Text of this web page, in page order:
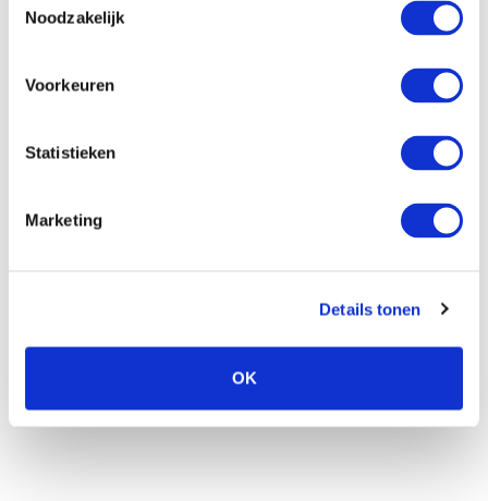
Noodzakelijk
Voorkeuren
Statistieken
Marketing
Details tonen
OK
piet
Dé specialist in de teelt van mini gladiolen. De
zijn kennis en 40 jaar ervaring zorgt voor de
“Gladiolen zijn een kleurrijke investering voor in de